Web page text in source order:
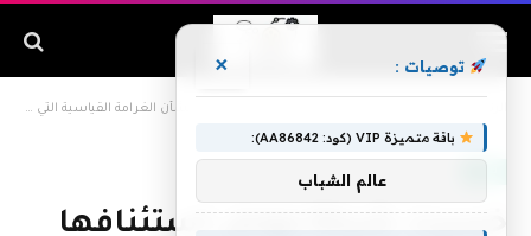
خسرت شركة جوجل استئنافها طويل الأمد بشأن الغرامة القياسية التي فرضها الاتحاد الأوروبي، وسيتعين عليها دفع 4.7 مليار دولار
خسرت شركة جوجل استئنافها
توصيات : ×
باقة متميزة VIP (كود: AA86842):
عالم الشباب